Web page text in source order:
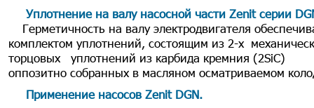
Уплотнение на валу насосной части Zenit серии
Герметичность на валу электродвигателя
комплектом уплотнений, состоящим из 2-х
торцовых уплотнений из карбида кремния (2SiC)
оппозитно собранных в масляном осматриваемом
Применение насосов Zenit DGN.